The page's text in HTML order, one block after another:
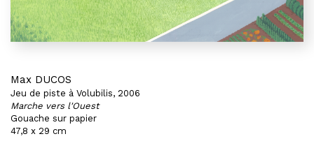
Max DUCOS
Jeu de piste à Volubilis, 2006
Marche vers l'Ouest
Gouache sur papier
47,8 x 29 cm